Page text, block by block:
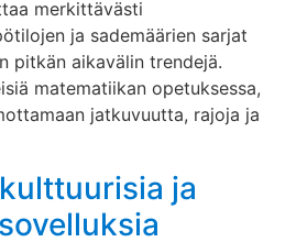
merkittävästi
ja sademäärien sarjat
pitkän aikavälin trendejä.
matematiikan opetuksessa,
jatkuvuutta, rajoja ja
ja